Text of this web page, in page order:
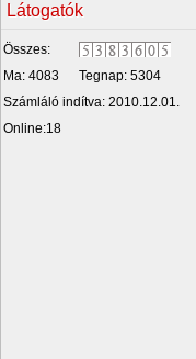
Látogatók
Összes:
Ma: 4083
Tegnap: 5304
Számláló indítva: 2010.12.01.
Online:18